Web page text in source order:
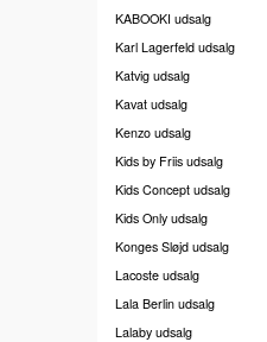
KABOOKI udsalg
Karl Lagerfeld udsalg
Katvig udsalg
Kavat udsalg
Kenzo udsalg
Kids by Friis udsalg
Kids Concept udsalg
Kids Only udsalg
Konges Sløjd udsalg
Lacoste udsalg
Lala Berlin udsalg
Lalaby udsalg